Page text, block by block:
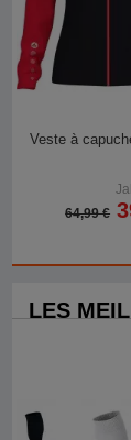
Veste à
64,99 €
LES